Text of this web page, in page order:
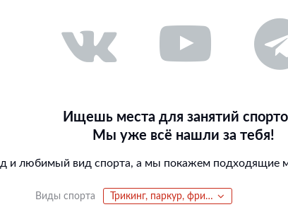
Ищешь места для занятий
Мы уже всё нашли за тебя!
и любимый вид спорта, а мы покажем подходящие
Виды спорта Трикинг, паркур, фриран, акрострит